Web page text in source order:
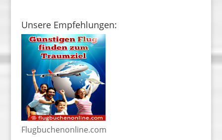
Unsere Empfehlungen:
Flugbuchenonline.com